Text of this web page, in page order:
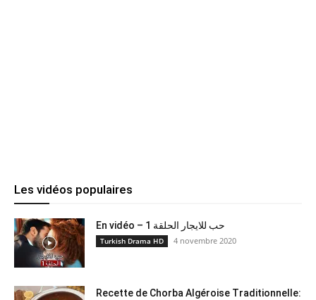
Les vidéos populaires
En vidéo – حب للايجار الحلقة 1
Turkish Drama HD 4 novembre 2020
Recette de Chorba Algéroise Traditionnelle: